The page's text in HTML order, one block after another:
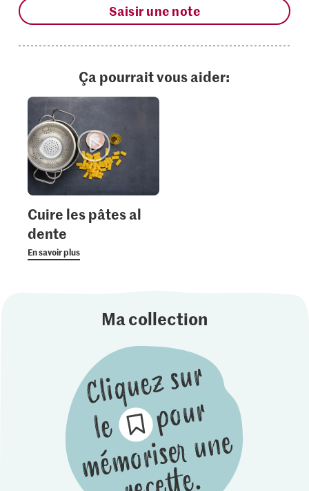
Saisir une note
Ça pourrait vous aider:
Cuire les pâtes al
dente
En savoir plus
Ma collection